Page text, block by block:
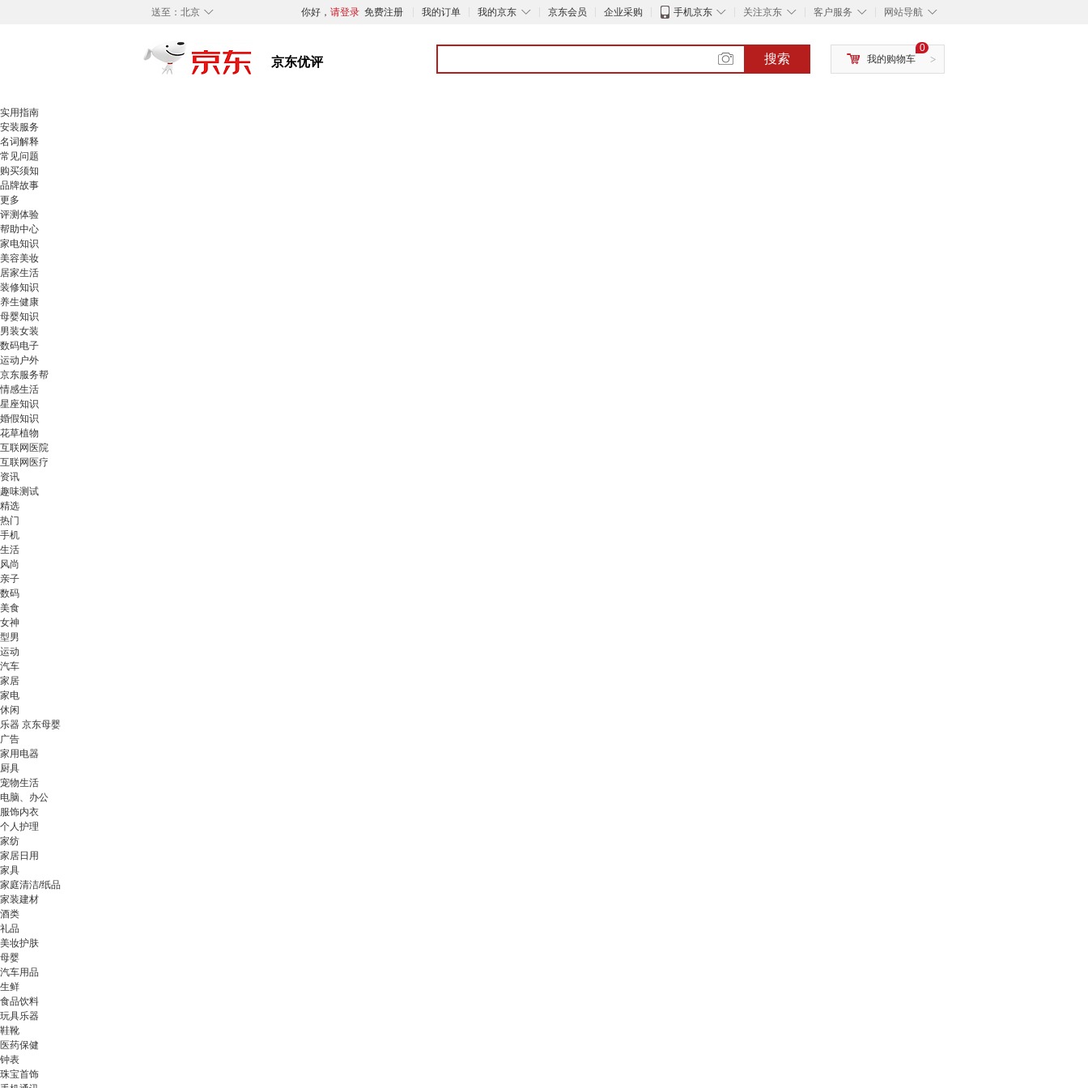
◇
送至： 北京 你好， 请登录 免费注册 我的订单 ◇
我的京东 京东会员 企业采购 ◇
手机京东 ◇
关注京东 ◇
客户服务 ◇
网站导航
搜索 >
0
我的购物车
实用指南
安装服务
名词解释
常见问题
购买须知
品牌故事
更多
评测体验
帮助中心
家电知识
美容美妆
居家生活
装修知识
养生健康
母婴知识
男装女装
数码电子
运动户外
京东服务帮
情感生活
星座知识
婚假知识
花草植物
互联网医院
互联网医疗
资讯
趣味测试
精选
热门
手机
生活
风尚
亲子
数码
美食
女神
型男
运动
汽车
家居
家电
休闲
乐器 京东母婴
广告
家用电器
厨具
宠物生活
电脑、办公
服饰内衣
个人护理
家纺
家居日用
家具
家庭清洁/纸品
家装建材
酒类
礼品
美妆护肤
母婴
汽车用品
生鲜
食品饮料
玩具乐器
鞋靴
医药保健
钟表
珠宝首饰